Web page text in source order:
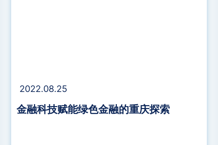
2022.08.25
金融科技赋能绿色金融的重庆探索